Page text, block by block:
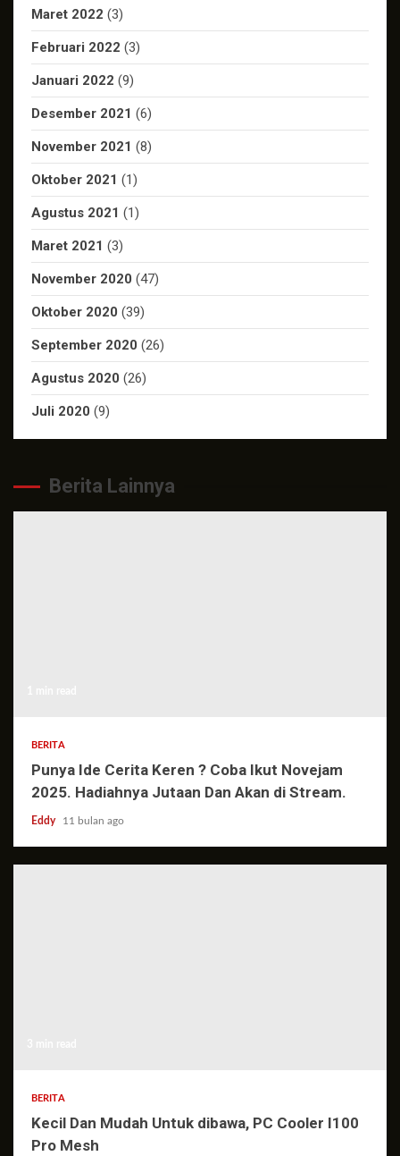
Maret 2022 (3)
Februari 2022 (3)
Januari 2022 (9)
Desember 2021 (6)
November 2021 (8)
Oktober 2021 (1)
Agustus 2021 (1)
Maret 2021 (3)
November 2020 (47)
Oktober 2020 (39)
September 2020 (26)
Agustus 2020 (26)
Juli 2020 (9)
Berita Lainnya
BERITA
Punya Ide Cerita Keren ? Coba Ikut Novejam
2025. Hadiahnya Jutaan Dan Akan di Stream.
Eddy 11 bulan ago
BERITA
Kecil Dan Mudah Untuk dibawa, PC Cooler I100
Pro Mesh